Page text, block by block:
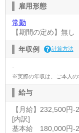
雇用形態
常勤
【期間の定め】無し
年収例 計算方法
-
※実際の年収は、ご本人の
給与
【月給】232,500円-
[内訳]
基本給 180,000円-